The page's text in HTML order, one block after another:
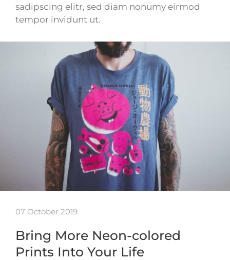
sadipscing elitr, sed diam nonumy eirmod
tempor invidunt ut.
07 October 2019
Bring More Neon-colored
Prints Into Your Life